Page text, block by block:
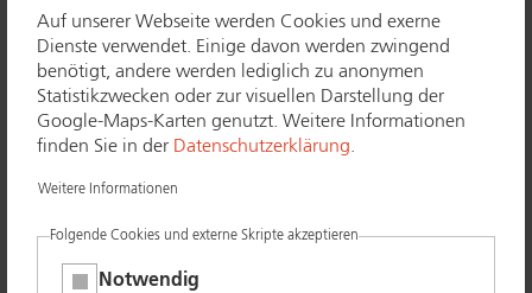
Auf unserer Webseite werden Cookies und exerne
Dienste verwendet. Einige davon werden zwingend
benötigt, andere werden lediglich zu anonymen
Statistikzwecken oder zur visuellen Darstellung der
Google-Maps-Karten genutzt. Weitere Informationen
finden Sie in der Datenschutzerklärung.
Weitere Informationen
Folgende Cookies und externe Skripte akzeptieren
Notwendig
Bundesland
Ba­den-Würt­tem­berg
Ort
Heidenheim
Telefon
E-Mail
info@​wfw-​online.​de